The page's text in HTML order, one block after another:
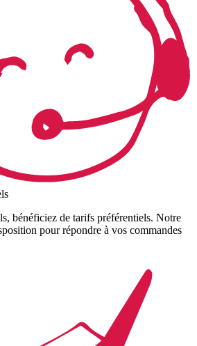
bénéficiez de tarifs préférentiels. Notre
pour répondre à vos commandes